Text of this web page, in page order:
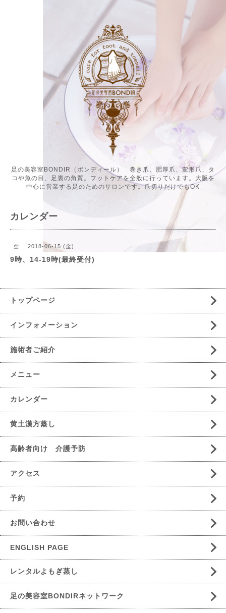
足の美容室BONDIR（ボンディール） 巻き爪、肥厚爪、変形爪、タ
コや魚の目、足裏の角質。フットケアを全般に行っています。大阪を
中心に営業する足のためのサロンです。爪切りだけでもOK
カレンダー
空 2018-06-15 (金)
9時、14-19時(最終受付)
トップページ
インフォメーション
施術者ご紹介
メニュー
カレンダー
黄土漢方蒸し
高齢者向け 介護予防
アクセス
予約
お問い合わせ
ENGLISH PAGE
レンタルよもぎ蒸し
足の美容室BONDIRネットワーク